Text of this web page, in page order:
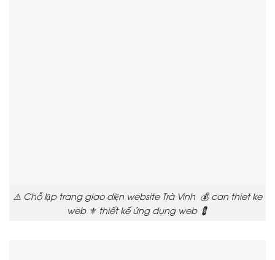
⚠️ Chỗ lập trang giao diện website Trà Vinh 💰 can thiet ke
web ⚜️ thiết kế ứng dụng web 💈